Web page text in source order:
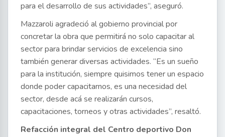
para el desarrollo de sus actividades”, aseguró.
Mazzaroli agradeció al gobierno provincial por
concretar la obra que permitirá no solo capacitar al
sector para brindar servicios de excelencia sino
también generar diversas actividades. “Es un sueño
para la institución, siempre quisimos tener un espacio
donde poder capacitarnos, es una necesidad del
sector, desde acá se realizarán cursos,
capacitaciones, torneos y otras actividades”, resaltó.
Refacción integral del Centro deportivo Don